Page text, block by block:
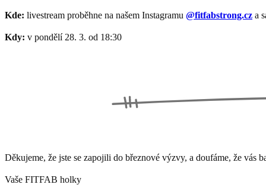
Kde: livestream proběhne na našem Instagramu @fitfabstrong.cz a
Kdy: v pondělí 28. 3. od 18:30
Děkujeme, že jste se zapojili do březnové výzvy, a doufáme, že vás
Vaše FITFAB holky